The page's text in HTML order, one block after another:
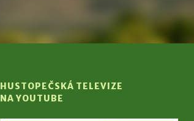
HUSTOPEČSKÁ TELEVIZE
NA YOUTUBE